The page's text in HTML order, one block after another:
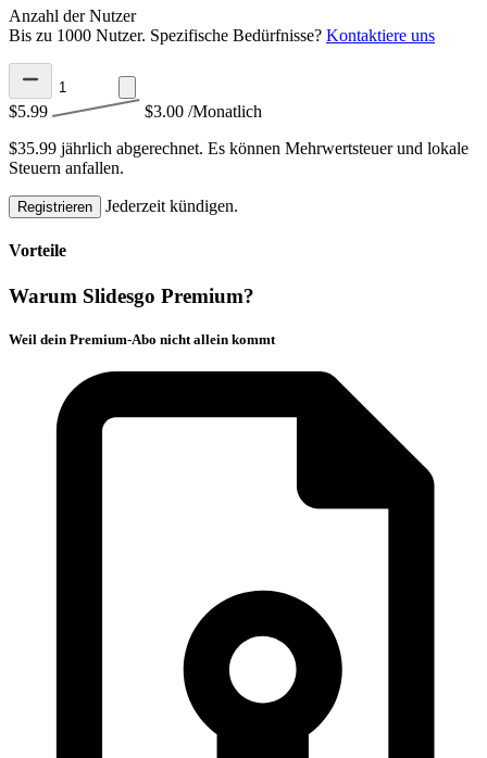
Anzahl der Nutzer
Bis zu 1000 Nutzer. Spezifische Bedürfnisse? Kontaktiere uns
$5.99 $3.00 /Monatlich
$35.99 jährlich abgerechnet. Es können Mehrwertsteuer und lokale
Steuern anfallen.
Registrieren Jederzeit kündigen.
Vorteile
Warum Slidesgo Premium?
Weil dein Premium-Abo nicht allein kommt